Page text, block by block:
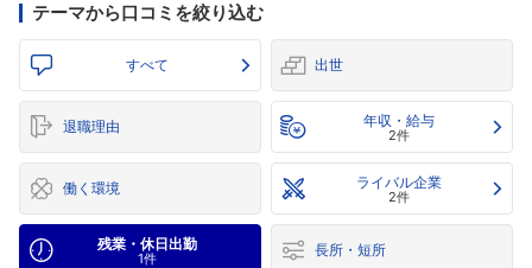
テーマから口コミを絞り込む
すべて 出世
退職理由 年収・給与
2件
働く環境 ライバル企業
2件
残業・休日出勤
1件 長所・短所